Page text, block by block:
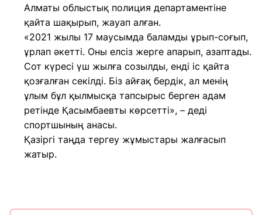
Алматы облыстық полиция департаментіне
қайта шақырып, жауап алған.
«2021 жылы 17 маусымда баламды ұрып-соғып,
ұрлап әкетті. Оны елсіз жерге апарып, азаптады.
Сот күресі үш жылға созылды, енді іс қайта
қозғалған секілді. Біз айғақ бердік, ал менің
ұлым бұл қылмысқа тапсырыс берген адам
ретінде Қасымбаевты көрсетті», – деді
спортшының анасы.
Қазіргі таңда тергеу жұмыстары жалғасып
жатыр.